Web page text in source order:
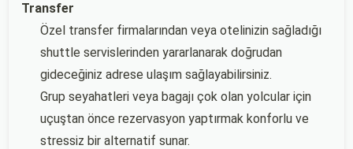
Transfer
Özel transfer firmalarından veya otelinizin sağladığı
shuttle servislerinden yararlanarak doğrudan
gideceğiniz adrese ulaşım sağlayabilirsiniz.
Grup seyahatleri veya bagajı çok olan yolcular için
uçuştan önce rezervasyon yaptırmak konforlu ve
stressiz bir alternatif sunar.